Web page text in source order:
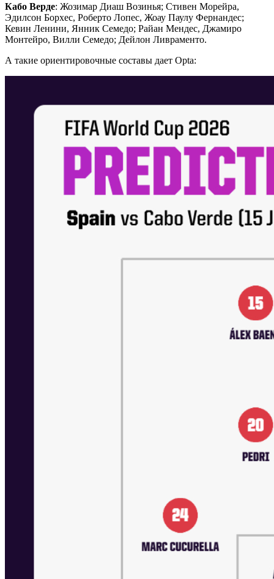
Кабо Верде: Жозимар Диаш Возинья; Стивен Морейра,
Эдилсон Борхес, Роберто Лопес, Жоау Паулу Фернандес;
Кевин Ленини, Янник Семедо; Райан Мендес, Джамиро
Монтейро, Вилли Семедо; Дейлон Ливраменто.
А такие ориентировочные составы дает Opta: